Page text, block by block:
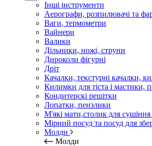
Інші інструменти
Аерографи, розпилювачі та
Ваги, термометри
Вайнери
Валики
Дільники, ножі, струни
Дироколи фігурні
Дріт
Качалки, текстурні качалки,
Килимки для тіста і мастики,
Кондитерскі решітки
Лопатки, пензлики
М'які мати,столик для сушіння
Мірний посуд та посуд для
Молди
Молди